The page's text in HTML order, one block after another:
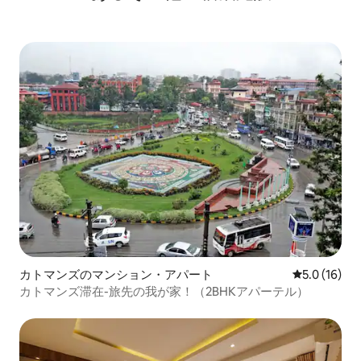
カトマンズのマンション・アパート レビュー16
5.0 (16)
カトマンズ滞在-旅先の我が家！（2BHKアパーテル）